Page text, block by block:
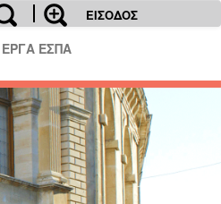
ΕΙΣΟΔΟΣ
ΕΡΓΑ ΕΣΠΑ